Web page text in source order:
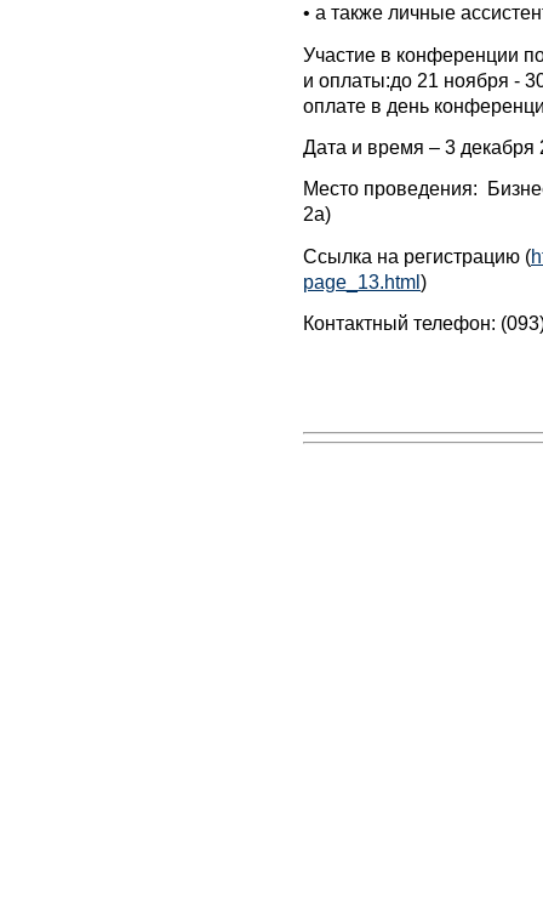
• а также личные
Участие в конференции
и оплаты:до 21 ноября -
оплате в день
Дата и время – 3 декабря
Место проведения:
2а)
Ссылка на регистрацию (
page_13.html)
Контактный телефон: